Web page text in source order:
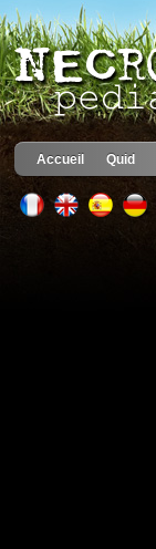
Accueil Quid